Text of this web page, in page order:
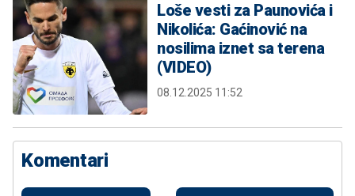
Loše vesti za Paunovića i
Nikolića: Gaćinović na
nosilima iznet sa terena
(VIDEO)
08.12.2025 11:52
Komentari